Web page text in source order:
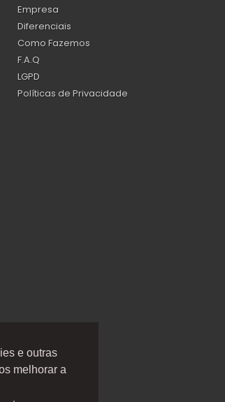
e outras
melhorar a
Empresa
Diferenciais
Como Fazemos
F.A.Q
LGPD
Políticas de Privacidade